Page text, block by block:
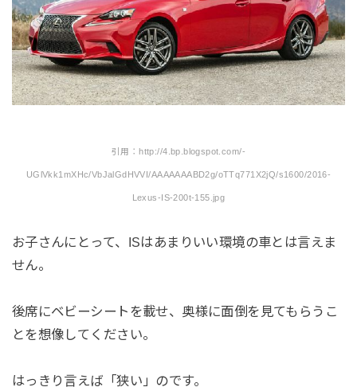
引用：http://4.bp.blogspot.com/-
UGlVkk1mXHc/VbJalGdHVVI/AAAAAAABD2g/oTTq771X2jQ/s1600/2016-
Lexus-IS-200t-155.jpg
お子さんにとって、ISはあまりいい環境の車とは言えま
せん。
後席にベビーシートを載せ、奥様に面倒を見てもらうこ
とを想像してください。
はっきり言えば「狭い」のです。